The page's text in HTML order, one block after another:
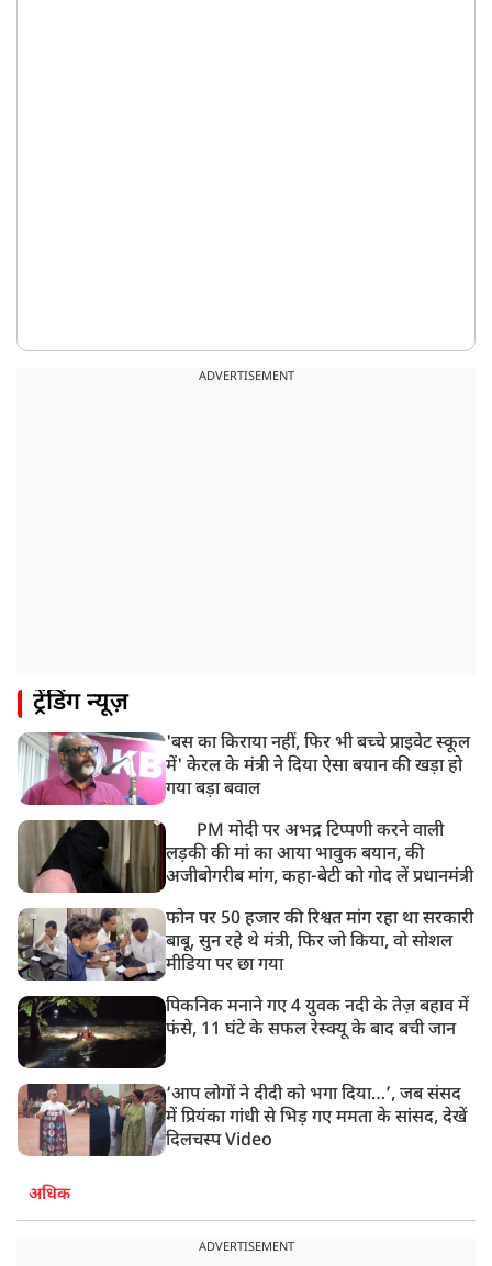
ADVERTISEMENT
ट्रेंडिंग न्यूज़
'बस का किराया नहीं, फिर भी बच्चे प्राइवेट स्कूल
में' केरल के मंत्री ने दिया ऐसा बयान की खड़ा हो
गया बड़ा बवाल
PM मोदी पर अभद्र टिप्पणी करने वाली
लड़की की मां का आया भावुक बयान, की
अजीबोगरीब मांग, कहा-बेटी को गोद लें प्रधानमंत्री
फोन पर 50 हजार की रिश्वत मांग रहा था सरकारी
बाबू, सुन रहे थे मंत्री, फिर जो किया, वो सोशल
मीडिया पर छा गया
पिकनिक मनाने गए 4 युवक नदी के तेज़ बहाव में
फंसे, 11 घंटे के सफल रेस्क्यू के बाद बची जान
‘आप लोगों ने दीदी को भगा दिया…’, जब संसद
में प्रियंका गांधी से भिड़ गए ममता के सांसद, देखें
दिलचस्प Video
अधिक
ADVERTISEMENT